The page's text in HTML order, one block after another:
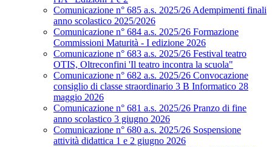
Comunicazione n° 685 a.s. 2025/26 Adempimenti finali
anno scolastico 2025/2026
Comunicazione n° 684 a.s. 2025/26 Formazione
Commissioni Maturità - I edizione 2026
Comunicazione n° 683 a.s. 2025/26 Festival teatro
OTIS, Oltreconfini 'Il teatro incontra la scuola"
Comunicazione n° 682 a.s. 2025/26 Convocazione
consiglio di classe straordinario 3 B Informatico 28
maggio 2026
Comunicazione n° 681 a.s. 2025/26 Pranzo di fine
anno scolastico 3 giugno 2026
Comunicazione n° 680 a.s. 2025/26 Sospensione
attività didattica 1 e 2 giugno 2026